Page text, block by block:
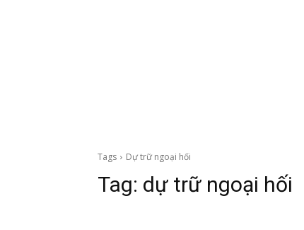
Tags Dự trữ ngoại hối
Tag: dự trữ ngoại hối